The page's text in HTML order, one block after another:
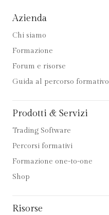
Azienda
Chi siamo
Formazione
Forum e risorse
Guida al percorso formativo
Prodotti & Servizi
Trading Software
Percorsi formativi
Formazione one-to-one
Shop
Risorse